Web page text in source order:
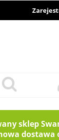
sklep
dostawa